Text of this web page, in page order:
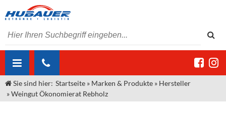
ÜBER UNS
Sie sind hier: Startseite » Marken & Produkte » Hersteller
»Weingut Ökonomierat Rebholz